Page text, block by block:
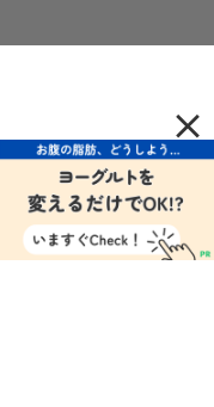
×